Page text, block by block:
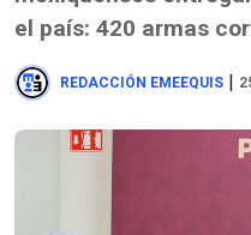
el país: 420 armas
REDACCIÓN EMEEQUIS |